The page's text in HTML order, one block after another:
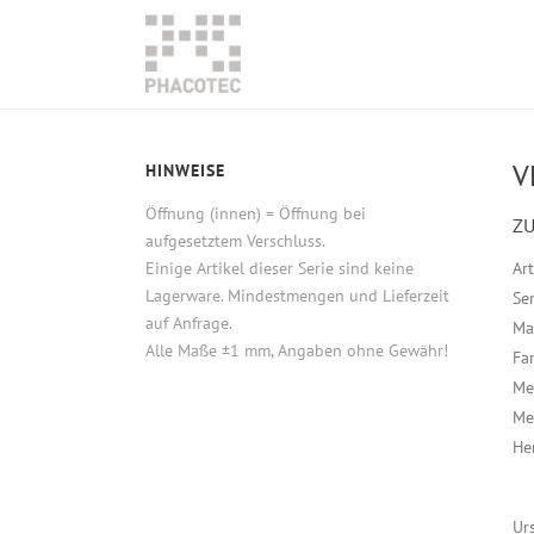
HINWEISE
Öffnung (innen) = Öffnung bei
aufgesetztem Verschluss.
Einige Artikel dieser Serie sind keine
Lagerware. Mindestmengen und Lieferzeit
auf Anfrage.
Alle Maße ±1 mm, Angaben ohne Gewähr!